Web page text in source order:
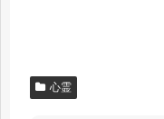
サラ・
心霊